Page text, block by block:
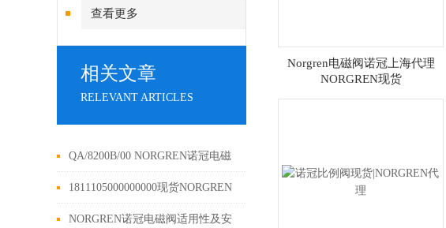
查看更多
相关文章
RELEVANT ARTICLES
QA/8200B/00 NORGREN诺冠电磁
阀可靠性
1811105000000000现货NORGREN
诺冠现货
NORGREN诺冠电磁阀适用性及安
Norgren电磁阀诺冠上海代理
NORGREN现货